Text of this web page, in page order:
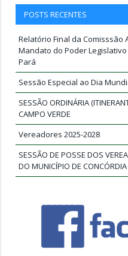
POSTS RECENTES
Relatório Final da
Mandato do Poder
Pará
Sessão Especial ao Dia
SESSÃO ORDINÁRIA
CAMPO VERDE
Vereadores 2025-2028
SESSÃO DE POSSE DOS
DO MUNICÍPIO DE